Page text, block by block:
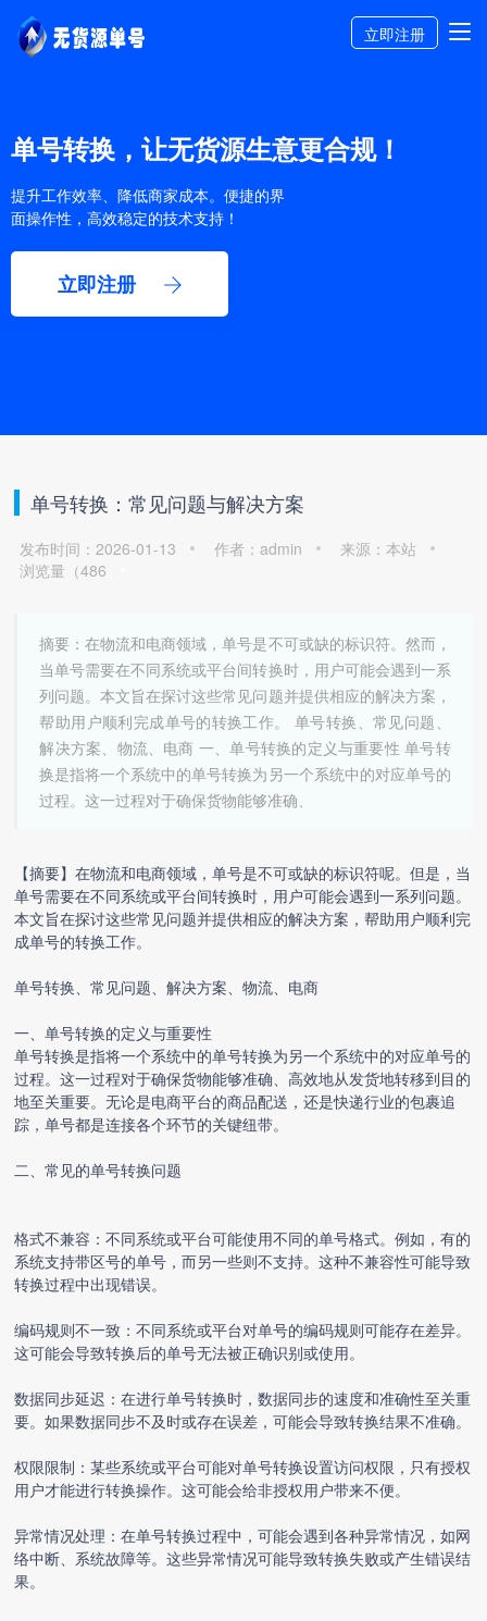
立即注册
单号转换，让无货源生意更合规！
提升工作效率、降低商家成本。便捷的界
面操作性，高效稳定的技术支持！
立即注册
单号转换：常见问题与解决方案
发布时间：2026-01-13 作者：admin
来源：本站
浏览量（486
摘要：在物流和电商领域，单号是不可或缺的标识符。然而，
当单号需要在不同系统或平台间转换时，用户可能会遇到一系
列问题。本文旨在探讨这些常见问题并提供相应的解决方案，
帮助用户顺利完成单号的转换工作。 单号转换、常见问题、
解决方案、物流、电商 一、单号转换的定义与重要性 单号转
换是指将一个系统中的单号转换为另一个系统中的对应单号的
过程。这一过程对于确保货物能够准确、
【摘要】在物流和电商领域，单号是不可或缺的标识符呢。但是，当
单号需要在不同系统或平台间转换时，用户可能会遇到一系列问题。
本文旨在探讨这些常见问题并提供相应的解决方案，帮助用户顺利完
成单号的转换工作。
单号转换、常见问题、解决方案、物流、电商
一、单号转换的定义与重要性
单号转换是指将一个系统中的单号转换为另一个系统中的对应单号的
过程。这一过程对于确保货物能够准确、高效地从发货地转移到目的
地至关重要。无论是电商平台的商品配送，还是快递行业的包裹追
踪，单号都是连接各个环节的关键纽带。
二、常见的单号转换问题
格式不兼容：不同系统或平台可能使用不同的单号格式。例如，有的
系统支持带区号的单号，而另一些则不支持。这种不兼容性可能导致
转换过程中出现错误。
编码规则不一致：不同系统或平台对单号的编码规则可能存在差异。
这可能会导致转换后的单号无法被正确识别或使用。
数据同步延迟：在进行单号转换时，数据同步的速度和准确性至关重
要。如果数据同步不及时或存在误差，可能会导致转换结果不准确。
权限限制：某些系统或平台可能对单号转换设置访问权限，只有授权
用户才能进行转换操作。这可能会给非授权用户带来不便。
异常情况处理：在单号转换过程中，可能会遇到各种异常情况，如网
络中断、系统故障等。这些异常情况可能导致转换失败或产生错误结
果。